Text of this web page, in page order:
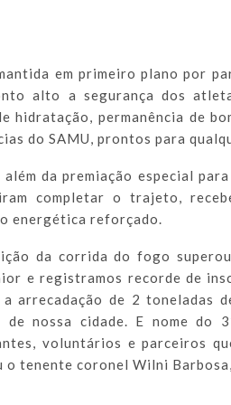
em primeiro plano por
alto a segurança dos
hidratação, permanência de
do SAMU, prontos para
da premiação especial
completar o trajeto,
energética reforçado.
da corrida do fogo
e registramos recorde de
arrecadação de 2 toneladas
de nossa cidade. E nome do
voluntários e parceiros
o tenente coronel Wilni